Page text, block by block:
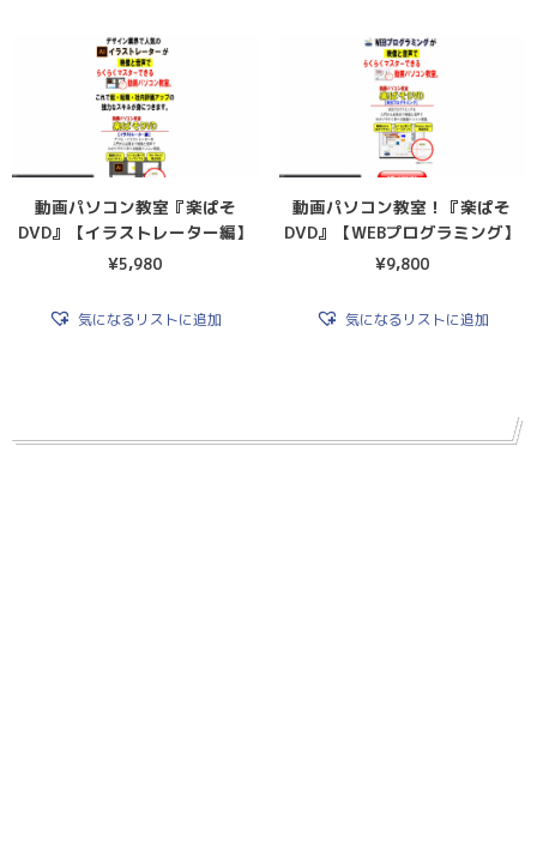
動画パソコン教室『楽ぱそ
DVD』【イラストレーター編】
¥5,980
気になるリストに追加
動画パソコン教室！『楽ぱそ
DVD』【WEBプログラミング】
¥9,800
気になるリストに追加